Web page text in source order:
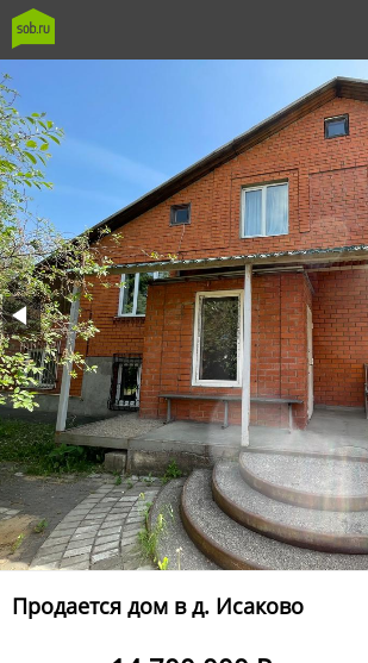
Продается дом в д. Исаково